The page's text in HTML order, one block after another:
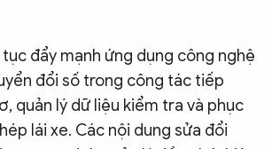
đẩy mạnh ứng dụng công nghệ
đổi số trong công tác tiếp
quản lý dữ liệu kiểm tra và phục
lái xe. Các nội dung sửa đổi